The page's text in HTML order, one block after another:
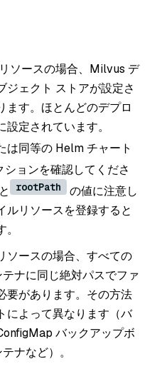
ソースの場合、Milvus デ
ジェクト ストアが設定さ
ます。ほとんどのデプロ
定されています。
は同等の Helm チャート
ションを確認してくださ
と rootPath
の値に注意し
ルリソースを登録すると
ソースの場合、すべての
ナに同じ絶対パスでファ
要があります。その方法
によって異なります（バ
バックアップボ
ナなど）。